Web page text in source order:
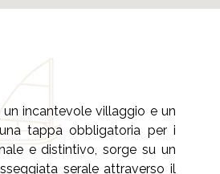
incantevole villaggio e un
tappa obbligatoria per i
e distintivo, sorge su un
serale attraverso il